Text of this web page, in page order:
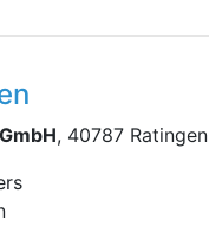
, 40787 Ratingen